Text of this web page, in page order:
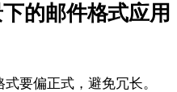
的邮件格式应用
要偏正式，避免冗长。